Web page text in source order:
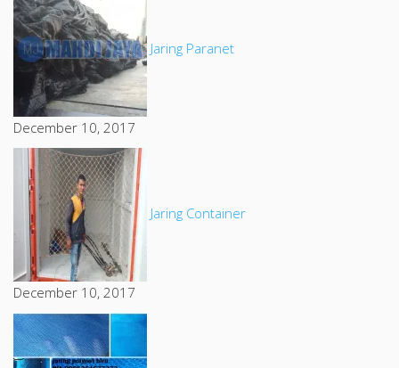
Jaring Paranet
December 10, 2017
Jaring Container
December 10, 2017